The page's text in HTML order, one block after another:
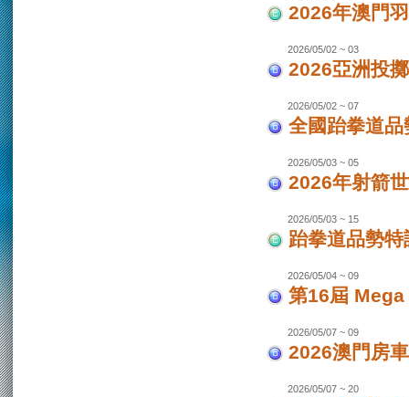
2026年澳門
2026/05/02 ~ 03
2026亞洲投
2026/05/02 ~ 07
全國跆拳道
2026/05/03 ~ 05
2026年射箭
2026/05/03 ~ 15
跆拳道品勢
2026/05/04 ~ 09
第16屆
2026/05/07 ~ 09
2026澳門房
2026/05/07 ~ 20